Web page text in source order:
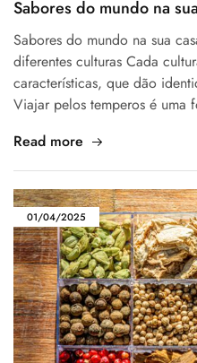
Sabores do mundo na
Sabores do mundo na sua
diferentes culturas Cada
características, que dão
Viajar pelos temperos é uma
Read more
01/04/2025